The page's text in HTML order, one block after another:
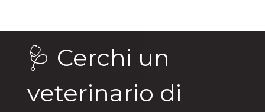
🩺 Cerchi un
veterinario di